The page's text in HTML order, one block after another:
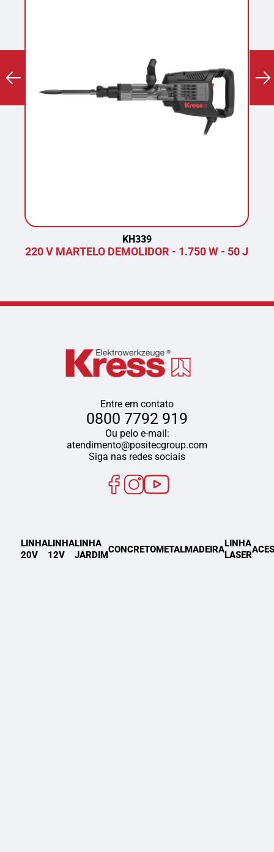
KH339
220 V MARTELO DEMOLIDOR - 1.750 W - 50 J
Entre em contato
0800 7792 919
Ou pelo e-mail:
atendimento@positecgroup.com
Siga nas redes sociais
LINHA
20V
LINHA
12V
LINHA
JARDIM
CONCRETOMETALMADEIRA
LINHA
LASER